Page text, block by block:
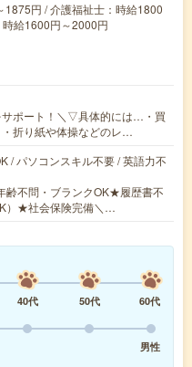
円 / 介護福祉士：時給1800
給1600円～2000円
サポート！＼▽具体的には…・買
折り紙や体操などのレ…
/ パソコンスキル不要 / 英語力不
齢不問・ブランクOK★履歴書不
）★社会保険完備＼…
40代 50代
60代
男性